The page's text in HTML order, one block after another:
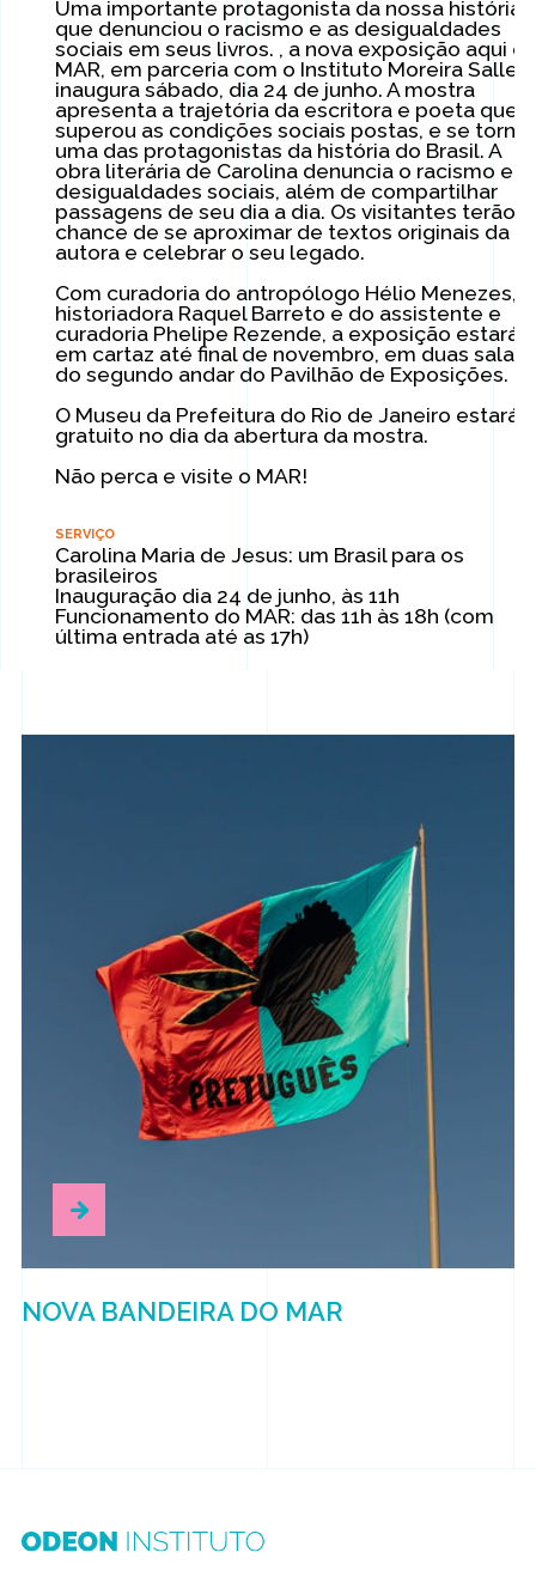
Uma importante protagonista da nossa história,
que denunciou o racismo e as desigualdades
sociais em seus livros. , a nova exposição aqui
MAR, em parceria com o Instituto Moreira Salles,
inaugura sábado, dia 24 de junho. A mostra
apresenta a trajetória da escritora e poeta que
superou as condições sociais postas, e se
uma das protagonistas da história do Brasil. A
obra literária de Carolina denuncia o racismo e
desigualdades sociais, além de compartilhar
passagens de seu dia a dia. Os visitantes terão a
chance de se aproximar de textos originais da
autora e celebrar o seu legado.
Com curadoria do antropólogo Hélio Menezes,
historiadora Raquel Barreto e do assistente e
curadoria Phelipe Rezende, a exposição estará
em cartaz até final de novembro, em duas salas
do segundo andar do Pavilhão de Exposições.
O Museu da Prefeitura do Rio de Janeiro estará
gratuito no dia da abertura da mostra.
Não perca e visite o MAR!
SERVIÇO
Carolina Maria de Jesus: um Brasil para os
brasileiros
Inauguração dia 24 de junho, às 11h
Funcionamento do MAR: das 11h às 18h (com
última entrada até as 17h)
NOVA BANDEIRA DO MAR